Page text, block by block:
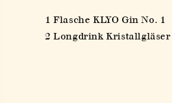
1
Box
1
Box
1 Flasche KLYO Gin No. 1
2 Longdrink Kristallgläser